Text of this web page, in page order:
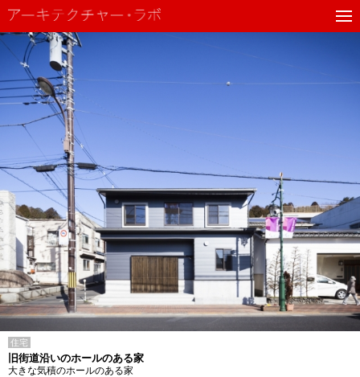
住宅
旧街道沿いのホールのある家
大きな気積のホールのある家